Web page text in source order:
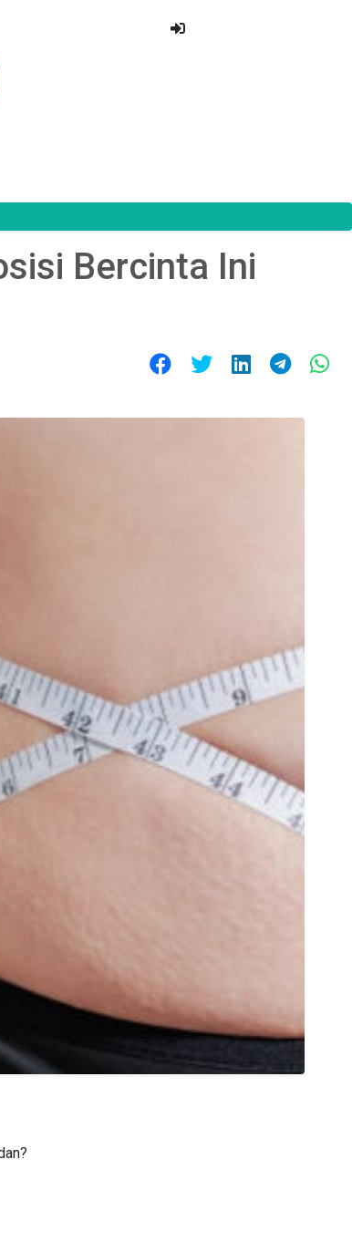
Bercinta Ini